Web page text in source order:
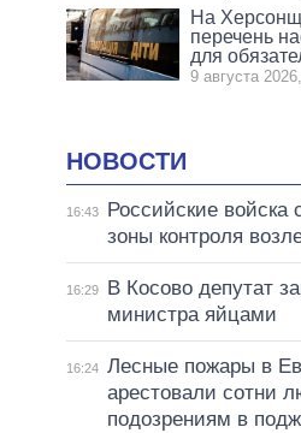
На
перечень
для
9 августа
НОВОСТИ
16:43
Российские войска
зоны контроля
16:29
В Косово депутат
министра яйцами
16:24 Лесные пожары в
арестовали сотни
подозрениям в